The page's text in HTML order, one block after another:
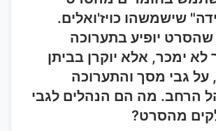
שישמשהו כויז'ואלים.
יופיע בתערוכה
ימכר, אלא יוקרן בביתן
גבי מסך והתערוכה
הרחב. מה הם הנהלים לגבי
מהסרט?